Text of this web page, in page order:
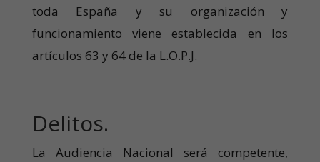
toda España y su organización y
funcionamiento viene establecida en los
artículos 63 y 64 de la L.O.P.J.
Delitos.
La Audiencia Nacional será competente,